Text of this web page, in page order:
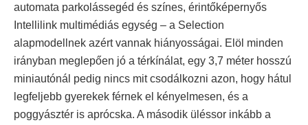
automata parkolássegéd és színes, érintőképernyős
Intellilink multimédiás egység – a Selection
alapmodellnek azért vannak hiányosságai. Elöl minden
irányban meglepően jó a térkínálat, egy 3,7 méter hosszú
miniautónál pedig nincs mit csodálkozni azon, hogy hátul
legfeljebb gyerekek férnek el kényelmesen, és a
poggyásztér is aprócska. A második üléssor inkább a